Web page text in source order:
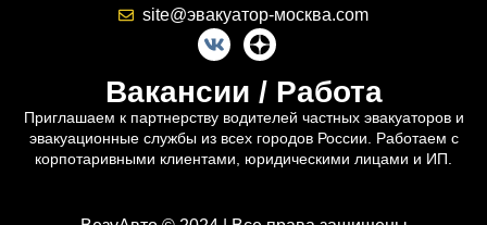
site@эвакуатор-москва.com
Вакансии / Работа
Приглашаем к партнерству водителей частных эвакуаторов и
эвакуационные службы из всех городов России. Работаем с
корпотаривными клиентами, юридическими лицами и ИП.